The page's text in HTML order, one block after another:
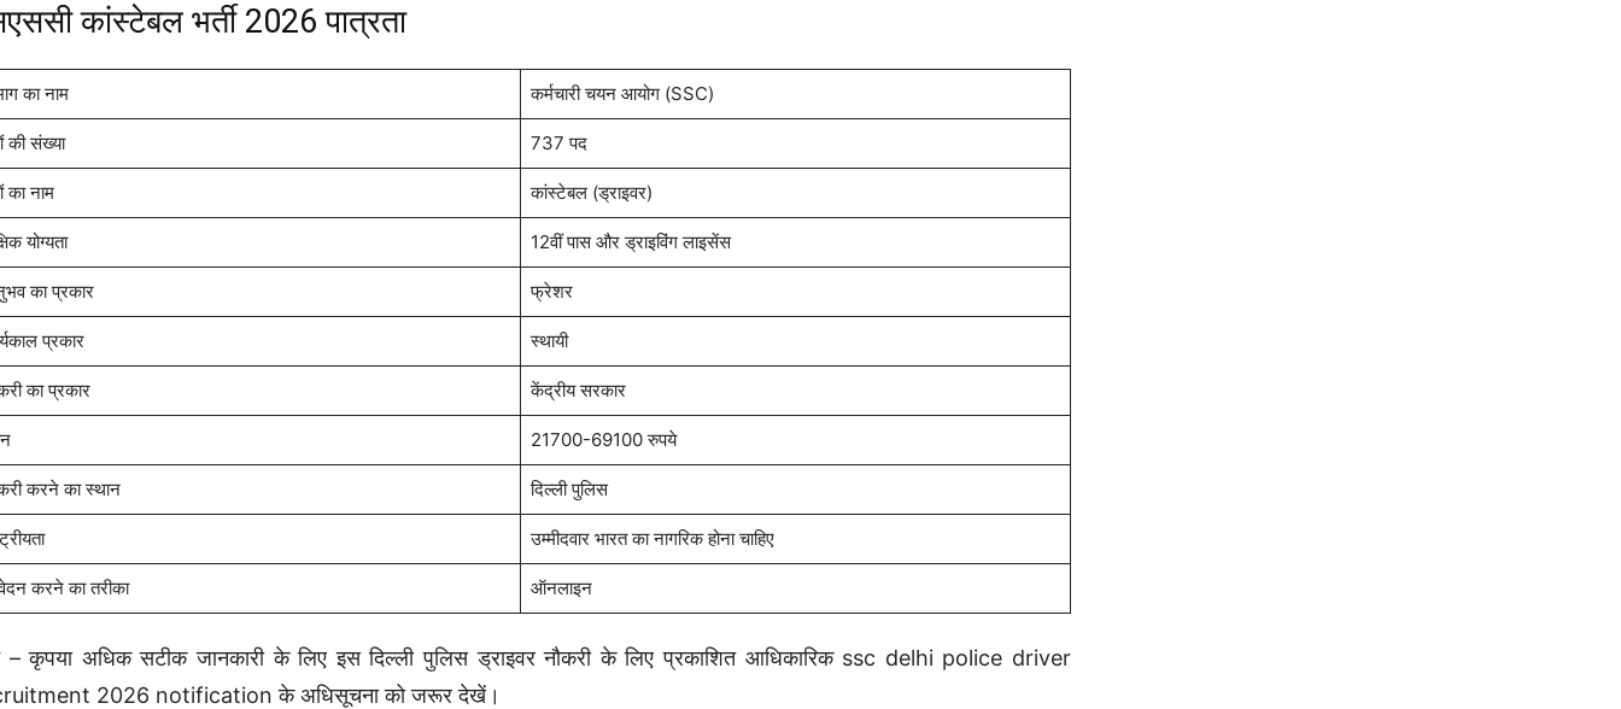
कांस्टेबल भर्ती 2026 पात्रता
का नाम कर्मचारी चयन आयोग (SSC)
की संख्या 737 पद
का नाम कांस्टेबल (ड्राइवर)
योग्यता 12वीं पास और ड्राइविंग लाइसेंस
का प्रकार फ्रेशर
प्रकार स्थायी
का प्रकार केंद्रीय सरकार
21700-69100 रुपये
करने का स्थान दिल्ली पुलिस
उम्मीदवार भारत का नागरिक होना चाहिए
करने का तरीका ऑनलाइन
– कृपया अधिक सटीक जानकारी के लिए इस दिल्ली पुलिस ड्राइवर नौकरी के लिए प्रकाशित आधिकारिक ssc delhi police driver
2026 notification के अधिसूचना को जरूर देखें।